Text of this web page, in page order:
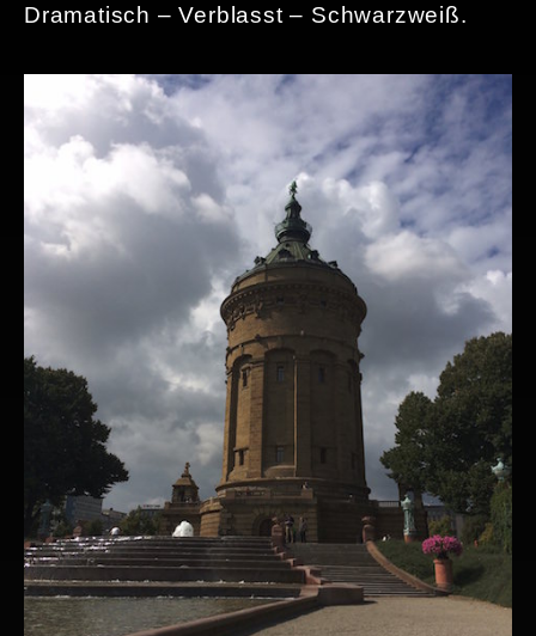
Dramatisch – Verblasst – Schwarzweiß.